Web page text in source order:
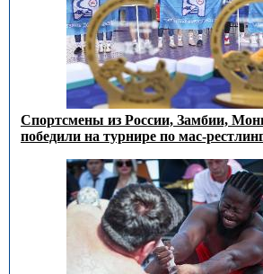
Спортсмены из России, Замбии,
победили на турнире по мас-